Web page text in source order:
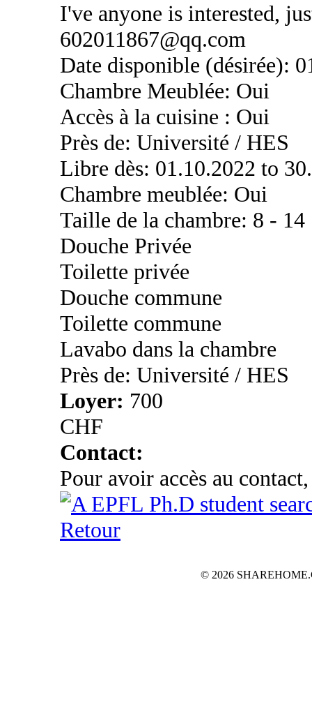
I've anyone is interested,
602011867@qq.com
Date disponible (désirée):
Chambre Meublée: Oui
Accès à la cuisine : Oui
Près de: Université / HES
Libre dès: 01.10.2022 to
Chambre meublée: Oui
Taille de la chambre: 8 -
Douche Privée
Toilette privée
Douche commune
Toilette commune
Lavabo dans la chambre
Près de: Université / HES
Loyer: 700
CHF
Contact:
Pour avoir accès au
Retour
© 2026